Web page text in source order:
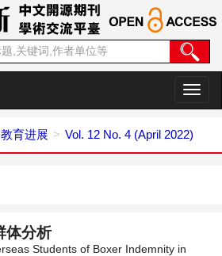
切
换
航
教育进展 Vol. 12 No. 4 (April 2022)
体分析
Students of Boxer Indemnity in